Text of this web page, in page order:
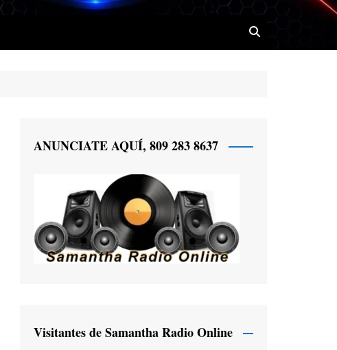
ANUNCIATE AQUÍ, 809 283 8637
Visitantes de Samantha Radio Online